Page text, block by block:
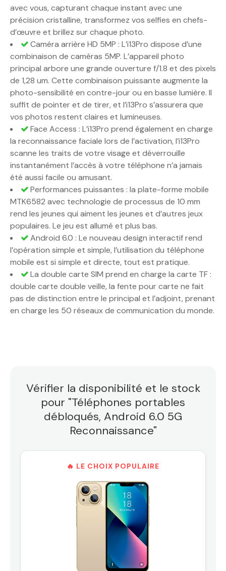
avec vous, capturant chaque instant avec une
précision cristalline, transformez vos selfies en chefs-
d’œuvre et brillez sur chaque photo.
Caméra arrière HD 5MP : L’i13Pro dispose d’une
combinaison de caméras 5MP. L’appareil photo
principal arbore une grande ouverture f/1.8 et des pixels
de 1,28 um. Cette combinaison puissante augmente la
photo-sensibilité en contre-jour ou en basse lumière. Il
suffit de pointer et de tirer, et l’i13Pro s’assurera que
vos photos restent claires et lumineuses.
Face Access : L’i13Pro prend également en charge
la reconnaissance faciale lors de l’activation, l’i13Pro
scanne les traits de votre visage et déverrouille
instantanément l’accès à votre téléphone n’a jamais
été aussi facile ou amusant.
Performances puissantes : la plate-forme mobile
MTK6582 avec technologie de processus de 10 mm
rend les jeunes qui aiment les jeunes et d’autres jeux
populaires. Le jeu est allumé et plus bas.
Android 6.0 : Le nouveau design interactif rend
l’opération simple et simple, l’utilisation du téléphone
mobile est si simple et directe, tout est pratique.
La double carte SIM prend en charge la carte TF :
double carte double veille, la fente pour carte ne fait
pas de distinction entre le principal et l’adjoint, prenant
en charge les 50 réseaux de communication du monde.
Vérifier la disponibilité et le stock
pour "Téléphones portables
débloqués, Android 6.0 5G
Reconnaissance"
🔥 LE CHOIX POPULAIRE